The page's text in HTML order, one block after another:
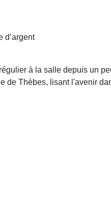
d’argent
à la salle depuis un
Thèbes, lisant l'avenir